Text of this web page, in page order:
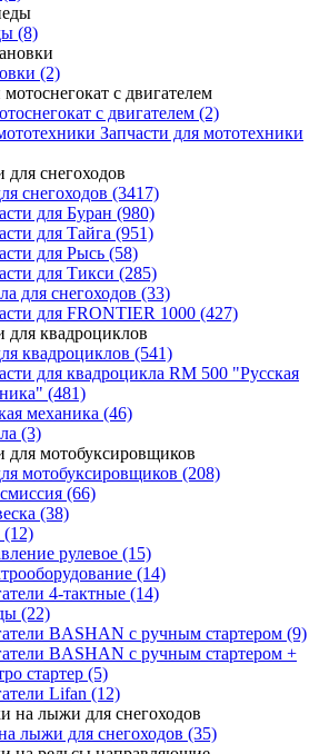
(8)
(2)
с двигателем (2)
Запчасти для мототехники
снегоходов (3417)
для Буран (980)
для Тайга (951)
для Рысь (58)
для Тикси (285)
для снегоходов (33)
для FRONTIER 1000 (427)
квадроциклов (541)
для квадроцикла RM 500 "Русская
(481)
механика (46)
(3)
мотобуксировщиков (208)
(66)
(38)
(12)
рулевое (15)
(14)
4-тактные (14)
(22)
BASHAN с ручным стартером (9)
BASHAN с ручным стартером +
стартер (5)
Lifan (12)
лыжи для снегоходов (35)